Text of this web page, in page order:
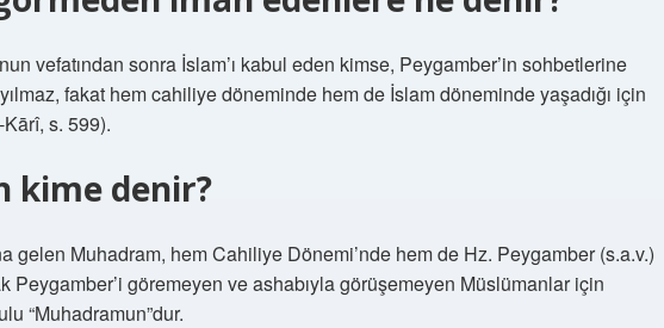
vefatından sonra İslam’ı kabul eden kimse, Peygamber’in sohbetlerine
fakat hem cahiliye döneminde hem de İslam döneminde yaşadığı için
Kārî, s. 599).
kime denir?
gelen Muhadram, hem Cahiliye Dönemi’nde hem de Hz. Peygamber (s.a.v.)
Peygamber’i göremeyen ve ashabıyla görüşemeyen Müslümanlar için
“Muhadramun”dur.